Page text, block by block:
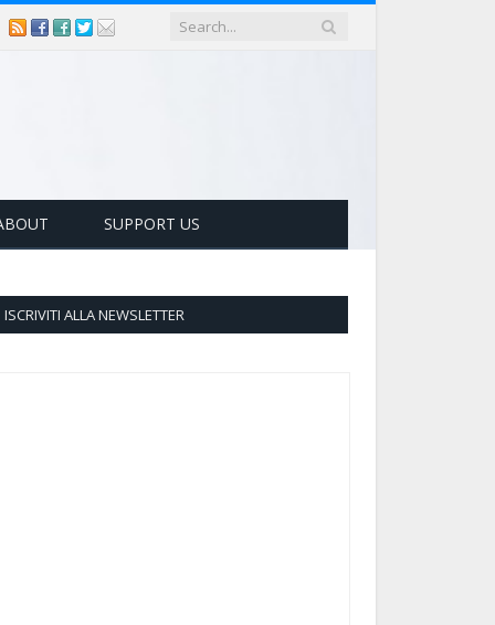
SUPPORT US
ISCRIVITI ALLA NEWSLETTER